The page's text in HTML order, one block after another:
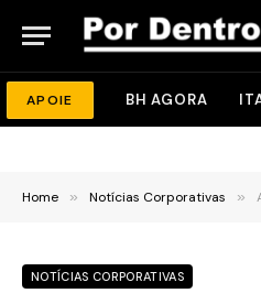
APOIE BH AGORA
Home » Notícias Corporativas » A
NOTÍCIAS CORPORATIVAS